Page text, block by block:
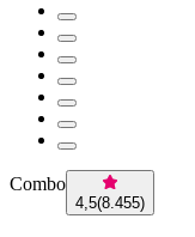
Combo
4,5(8.455)